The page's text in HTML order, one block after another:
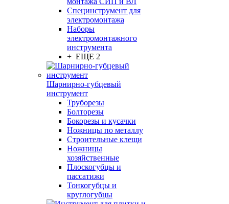
Специнструмент для
электромонтажа
Наборы
электромонтажного
инструмента
+ ЕЩЕ 2
Шарнирно-губцевый
инструмент
Труборезы
Болторезы
Бокорезы и кусачки
Ножницы по металлу
Строительные клещи
Ножницы
хозяйственные
Плоскогубцы и
пассатижи
Тонкогубцы и
круглогубцы